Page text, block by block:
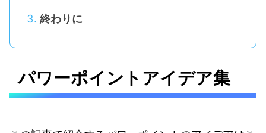
終わりに
パワーポイントアイデア集